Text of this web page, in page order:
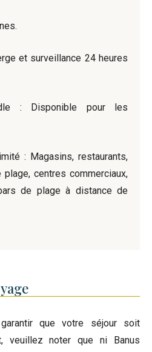
et surveillance 24 heures
: Disponible pour les
: Magasins, restaurants,
centres commerciaux,
de plage à distance de
que votre séjour soit
veuillez noter que ni Banus